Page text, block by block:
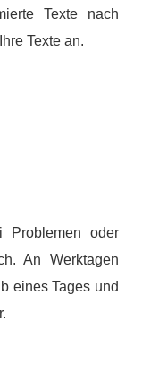
Texte nach
Texte an.
Problemen oder
An Werktagen
eines Tages und